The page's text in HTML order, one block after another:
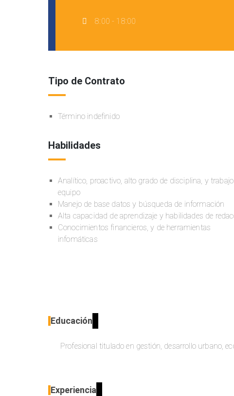
8:00 - 18:00
Tipo de Contrato
Término indefinido
Habilidades
Analítico, proactivo, alto grado de disciplina, y
equipo
Manejo de base datos y búsqueda de información
Alta capacidad de aprendizaje y habilidades de
Conocimientos financieros, y de herramientas
infomáticas
Educación
Profesional titulado en gestión, desarrollo urbano,
Experiencia